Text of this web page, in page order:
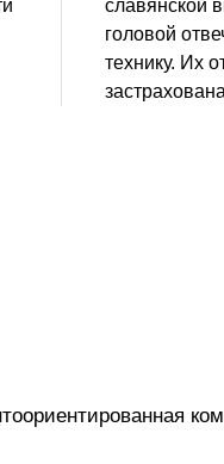
от
славянской
головой
технику. Их